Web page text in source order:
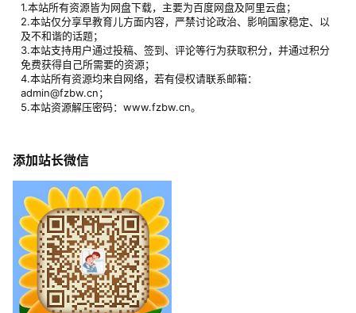
1.本站所有资源皆为网盘下载，主要为百度网盘及阿里云盘；
2.本站仅分享早教育儿方面内容，严禁讨论政治、影响国家稳定、以
及不和谐的话题；
3.本站支持用户通过投稿、签到、评论等行为获取积分，并通过积分
免费获得自己所需要的资源；
4.本站所有资源均来自网络，若有侵权请联系邮箱：
admin@fzbw.cn；
5.本站资源解压密码：www.fzbw.cn。
添加站长微信